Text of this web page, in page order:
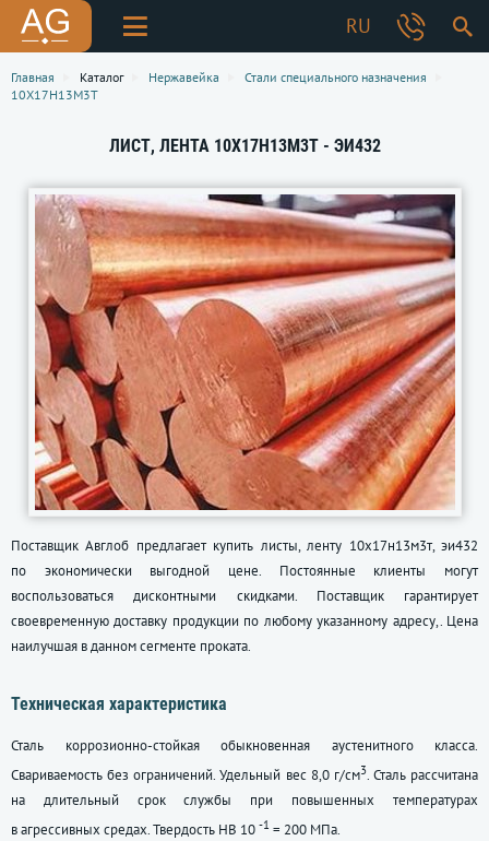
RU
Главная Каталог Нержавейка
Стали специального назначения
10Х17Н13М3Т
ЛИСТ, ЛЕНТА 10Х17Н13М3Т - ЭИ432
Поставщик Авглоб предлагает купить листы, ленту 10х17н13м3т, эи432
по экономически выгодной цене. Постоянные клиенты могут
воспользоваться дисконтными скидками. Поставщик гарантирует
своевременную доставку продукции по любому указанному адресу,. Цена
наилучшая в данном сегменте проката.
Техническая характеристика
Сталь коррозионно-стойкая обыкновенная аустенитного класса.
Свариваемость без ограничений. Удельный вес 8,0 г/см3. Сталь рассчитана
на длительный срок службы при повышенных температурах
в агрессивных средах. Твердость HB 10 -1 = 200 МПа.